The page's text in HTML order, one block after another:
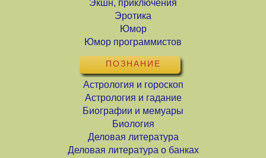
Экшн, приключения
Эротика
Юмор
Юмор программистов
ПОЗНАНИЕ
Астрология и гороскоп
Астрология и гадание
Биографии и мемуары
Биология
Деловая литература
Деловая литература о банках